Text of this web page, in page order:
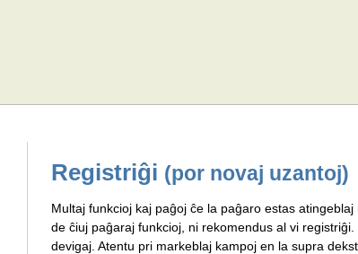
Registriĝi (por novaj uzantoj)
Multaj funkcioj kaj paĝoj ĉe la paĝaro estas
de ĉiuj paĝaraj funkcioj, ni rekomendus al vi
devigaj. Atentu pri markeblaj kampoj en la supra